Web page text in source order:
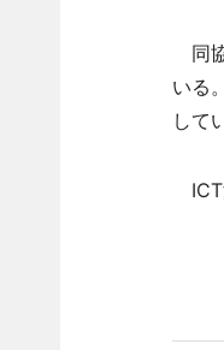
同
いる
して
ICT